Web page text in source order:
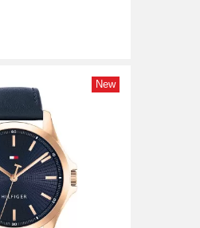
New